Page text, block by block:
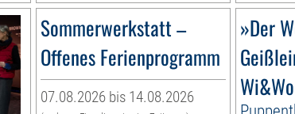
Sommerwerkstatt –
Offenes Ferienprogramm
07.08.2026 bis 14.08.2026
»Der
Wi&Wo